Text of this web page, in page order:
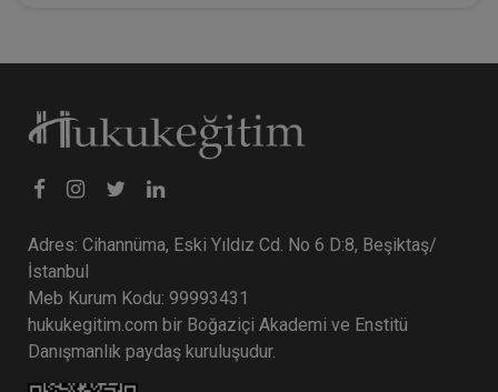
Adres: Cihannüma, Eski Yıldız Cd. No 6 D:8, Beşiktaş/
İstanbul
Meb Kurum Kodu: 99993431
hukukegitim.com bir Boğaziçi Akademi ve Enstitü
Danışmanlık paydaş kuruluşudur.